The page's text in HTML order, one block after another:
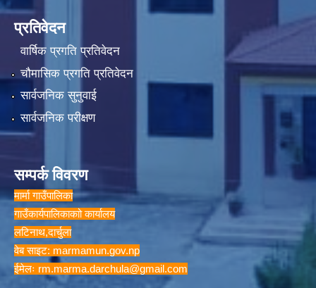
प्रतिवेदन
वार्षिक प्रगति प्रतिवेदन
चौमासिक प्रगति प्रतिवेदन
सार्वजनिक सुनुवाई
सार्वजनिक परीक्षण
सम्पर्क विवरण
मार्मा गाउँपालिका
गाउँकार्यपालिकाकाो कार्यालय
लटिनाथ,दार्चुला
वेब साइट: marmamun.gov.np
ईमेलः rm.marma.darchula@gmail.com